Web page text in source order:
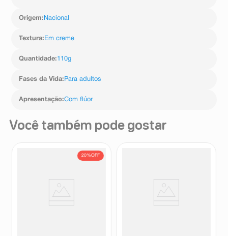
Origem: Nacional
Textura: Em creme
Quantidade:110g
Fases da Vida: Para adultos
Apresentação:Com flúor
Você também pode gostar
20%OFF